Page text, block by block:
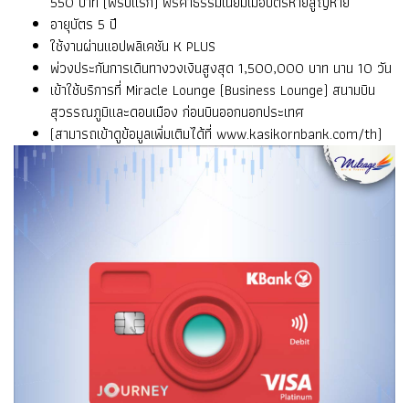
อายุบัตร 5 ปี
ใช้งานผ่านแอปพลิเคชัน K PLUS
พ่วงประกันการเดินทางวงเงินสูงสุด 1,500,000 บาท นาน 10 วัน
เข้าใช้บริการที่ Miracle Lounge (Business Lounge) สนามบิน
สุวรรณภูมิและดอนเมือง ก่อนบินออกนอกประเทศ
(สามารถเข้าดูข้อมูลเพิ่มเติมได้ที่ www.kasikornbank.com/th)